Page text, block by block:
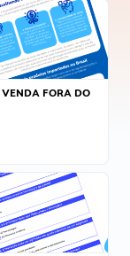
FORA DO